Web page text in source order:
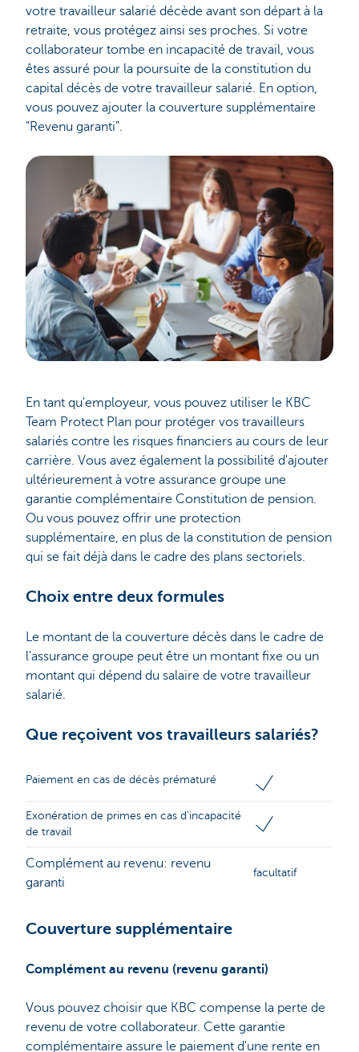
votre travailleur salarié décède avant son départ à la
retraite, vous protégez ainsi ses proches. Si votre
collaborateur tombe en incapacité de travail, vous
êtes assuré pour la poursuite de la constitution du
capital décès de votre travailleur salarié. En option,
vous pouvez ajouter la couverture supplémentaire
"Revenu garanti".
En tant qu'employeur, vous pouvez utiliser le KBC
Team Protect Plan pour protéger vos travailleurs
salariés contre les risques financiers au cours de leur
carrière. Vous avez également la possibilité d'ajouter
ultérieurement à votre assurance groupe une
garantie complémentaire Constitution de pension.
Ou vous pouvez offrir une protection
supplémentaire, en plus de la constitution de pension
qui se fait déjà dans le cadre des plans sectoriels.
Choix entre deux formules
Le montant de la couverture décès dans le cadre de
l'assurance groupe peut être un montant fixe ou un
montant qui dépend du salaire de votre travailleur
salarié.
Que reçoivent vos travailleurs salariés?
Paiement en cas de décès prématuré
Exonération de primes en cas d'incapacité
de travail
Complément au revenu: revenu
garanti
facultatif
Couverture supplémentaire
Complément au revenu (revenu garanti)
Vous pouvez choisir que KBC compense la perte de
revenu de votre collaborateur. Cette garantie
complémentaire assure le paiement d'une rente en